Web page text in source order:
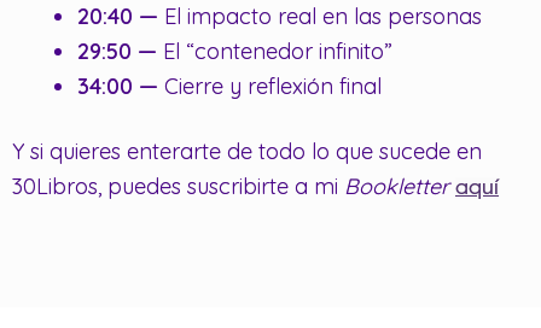
20:40 — El impacto real en las personas
29:50 — El “contenedor infinito”
34:00 — Cierre y reflexión final
Y si quieres enterarte de todo lo que sucede en
30Libros, puedes suscribirte a mi Bookletter aquí